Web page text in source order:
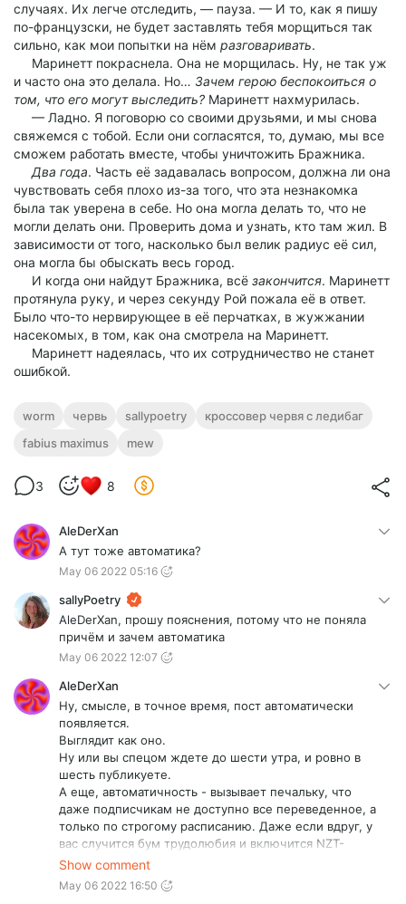
случаях. Их легче отследить, — пауза. — И то, как я пишу
по-французски, не будет заставлять тебя морщиться так
сильно, как мои попытки на нём разговаривать.
Маринетт покраснела. Она не морщилась. Ну, не так уж
и часто она это делала. Но… Зачем герою беспокоиться о
том, что его могут выследить? Маринетт нахмурилась.
— Ладно. Я поговорю со своими друзьями, и мы снова
свяжемся с тобой. Если они согласятся, то, думаю, мы все
сможем работать вместе, чтобы уничтожить Бражника.
Два года. Часть её задавалась вопросом, должна ли она
чувствовать себя плохо из-за того, что эта незнакомка
была так уверена в себе. Но она могла делать то, что не
могли делать они. Проверить дома и узнать, кто там жил. В
зависимости от того, насколько был велик радиус её сил,
она могла бы обыскать весь город.
И когда они найдут Бражника, всё закончится. Маринетт
протянула руку, и через секунду Рой пожала её в ответ.
Было что-то нервирующее в её перчатках, в жужжании
насекомых, в том, как она смотрела на Маринетт.
Маринетт надеялась, что их сотрудничество не станет
ошибкой.
worm червь sallypoetry
кроссовер червя с ледибаг
fabius maximus
mew
3 8
AleDerXan
А тут тоже автоматика?
May 06 2022 05:16
sallyPoetry
AleDerXan, прошу пояснения, потому что не поняла
причём и зачем автоматика
May 06 2022 12:07
AleDerXan
Ну, смысле, в точное время, пост автоматически
появляется.
Выглядит как оно.
Ну или вы спецом ждете до шести утра, и ровно в
шесть публикуете.
А еще, автоматичность - вызывает печальку, что
даже подписчикам не доступно все переведенное, а
только по строгому расписанию. Даже если вдруг, у
вас случится бум трудолюбия и включится NZT-
состояние и вы за неделю все-все-все переведете,
главы будут выходить всё равно по расписанию.
Show comment
May 06 2022 16:50